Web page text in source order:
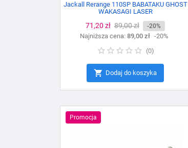
Jackall Rerange 110SP BABATAKU GHOST
WAKASAGI LASER
Cena
71,20 zł Cena
podstawowa
89,00 zł -20%
Najniższa cena: 89,00 zł -20%
(0)
 Dodaj do koszyka
Promocja